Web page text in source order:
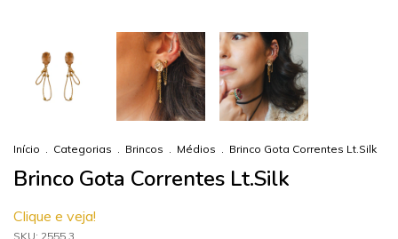
Início . Categorias . Brincos . Médios . Brinco Gota Correntes Lt.Silk
Brinco Gota Correntes Lt.Silk
Clique e veja!
SKU: 2555.3